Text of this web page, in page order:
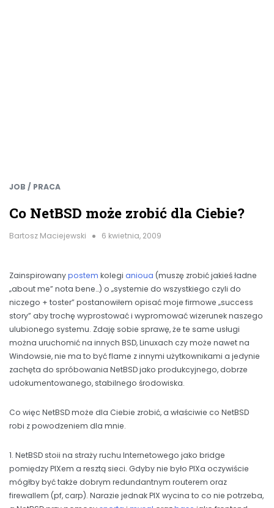
JOB / PRACA
Co NetBSD może zrobić dla Ciebie?
Bartosz Maciejewski 6 kwietnia, 2009
Zainspirowanypostem kolegi anioua (muszę zrobić jakieś ładne
„about me” nota bene…) o „systemie do wszystkiego czyli do
niczego + toster” postanowiłem opisać moje firmowe „success
story” aby trochę wyprostować i wypromować wizerunek naszego
ulubionego systemu. Zdaję sobie sprawę, że te same usługi
można uruchomić na innych BSD, Linuxach czy może nawet na
Windowsie, nie ma to być flame z innymi użytkownikami a jedynie
zachęta do spróbowania NetBSD jako produkcyjnego, dobrze
udokumentowanego, stabilnego środowiska.
Co więc NetBSD może dla Ciebie zrobić, a właściwie co NetBSD
robi z powodzeniem dla mnie.
1. NetBSD stoii na straży ruchu Internetowego jako bridge
pomiędzy PIXem a resztą sieci. Gdyby nie było PIXa oczywiście
mógłby być także dobrym redundantnym routerem oraz
firewallem (pf, carp). Narazie jednak PIX wycina to co nie potrzeba,